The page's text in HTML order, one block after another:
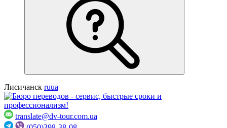
Лисичанск ruua
translate@dv-tour.com.ua